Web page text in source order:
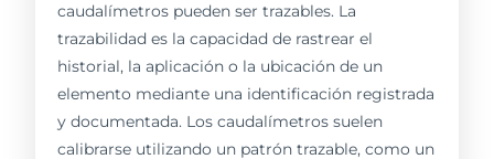
caudalímetros pueden ser trazables. La
trazabilidad es la capacidad de rastrear el
historial, la aplicación o la ubicación de un
elemento mediante una identificación registrada
y documentada. Los caudalímetros suelen
calibrarse utilizando un patrón trazable, como un